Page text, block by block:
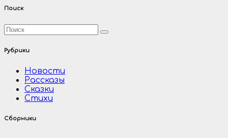
Поиск
Рубрики
Новости
Рассказы
Сказки
Стихи
Сборники